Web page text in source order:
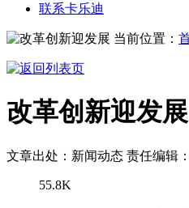
联系卡乐迪
当前位置：
改革创新迎发展
文章出处：新闻动态 责任编辑
55.8K